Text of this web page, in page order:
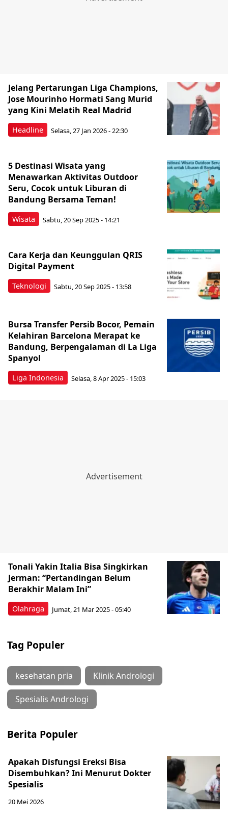
Headline
Jelang Pertarungan Liga Champions,
Jose Mourinho Hormati Sang Murid
yang Kini Melatih Real Madrid
Selasa, 27 Jan 2026 - 22:30
Wisata
5 Destinasi Wisata yang
Menawarkan Aktivitas Outdoor
Seru, Cocok untuk Liburan di
Bandung Bersama Teman!
Sabtu, 20 Sep 2025 - 14:21
Teknologi
Cara Kerja dan Keunggulan QRIS
Digital Payment
Sabtu, 20 Sep 2025 - 13:58
Liga Indonesia
Bursa Transfer Persib Bocor, Pemain
Kelahiran Barcelona Merapat ke
Bandung, Berpengalaman di La Liga
Spanyol
Selasa, 8 Apr 2025 - 15:03
Olahraga
Tonali Yakin Italia Bisa Singkirkan
Jerman: “Pertandingan Belum
Berakhir Malam Ini”
Jumat, 21 Mar 2025 - 05:40
Tag Populer
kesehatan pria Klinik Andrologi
Spesialis Andrologi
Berita Populer
Apakah Disfungsi Ereksi Bisa
Disembuhkan? Ini Menurut Dokter
Spesialis
20 Mei 2026